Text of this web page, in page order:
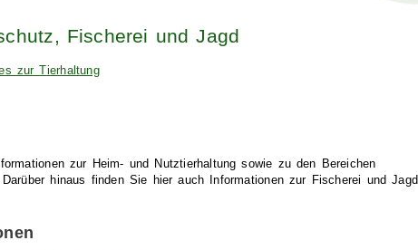
Fischerei und Jagd
zur Tierhaltung
zur Heim- und Nutztierhaltung sowie zu den Bereichen
hinaus finden Sie hier auch Informationen zur Fischerei und Jagd.